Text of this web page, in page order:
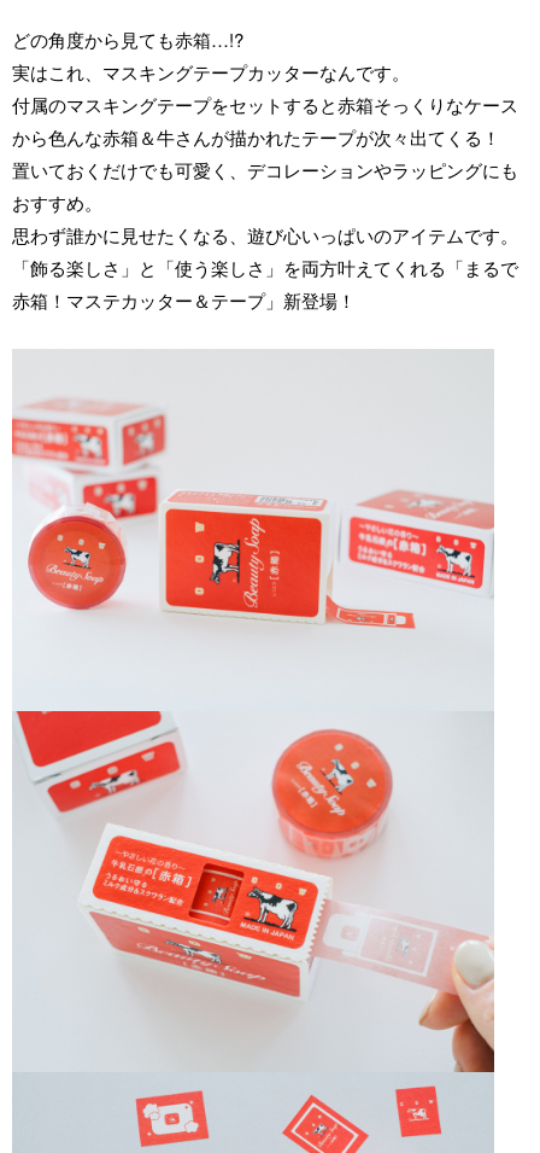
どの角度から見ても赤箱…!?
実はこれ、マスキングテープカッターなんです。
付属のマスキングテープをセットすると赤箱そっくりなケース
から色んな赤箱＆牛さんが描かれたテープが次々出てくる！
置いておくだけでも可愛く、デコレーションやラッピングにも
おすすめ。
思わず誰かに見せたくなる、遊び心いっぱいのアイテムです。
「飾る楽しさ」と「使う楽しさ」を両方叶えてくれる「まるで
赤箱！マステカッター＆テープ」新登場！